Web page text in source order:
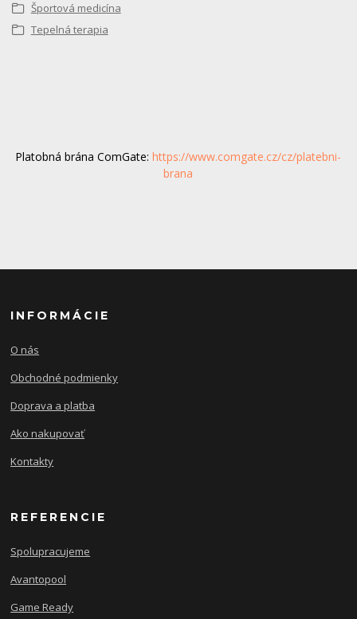
Športová medicína
Tepelná terapia
Platobná brána ComGate:https://www.comgate.cz/cz/platebni-
brana
INFORMÁCIE
O nás
Obchodné podmienky
Doprava a platba
Ako nakupovať
Kontakty
REFERENCIE
Spolupracujeme
Avantopool
Game Ready